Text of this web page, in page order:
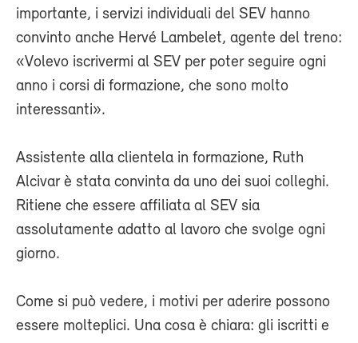
importante, i servizi individuali del SEV hanno
convinto anche Hervé Lambelet, agente del treno:
«Volevo iscrivermi al SEV per poter seguire ogni
anno i corsi di formazione, che sono molto
interessanti».
Assistente alla clientela in formazione, Ruth
Alcivar è stata convinta da uno dei suoi colleghi.
Ritiene che essere affiliata al SEV sia
assolutamente adatto al lavoro che svolge ogni
giorno.
Come si può vedere, i motivi per aderire possono
essere molteplici. Una cosa è chiara: gli iscritti e